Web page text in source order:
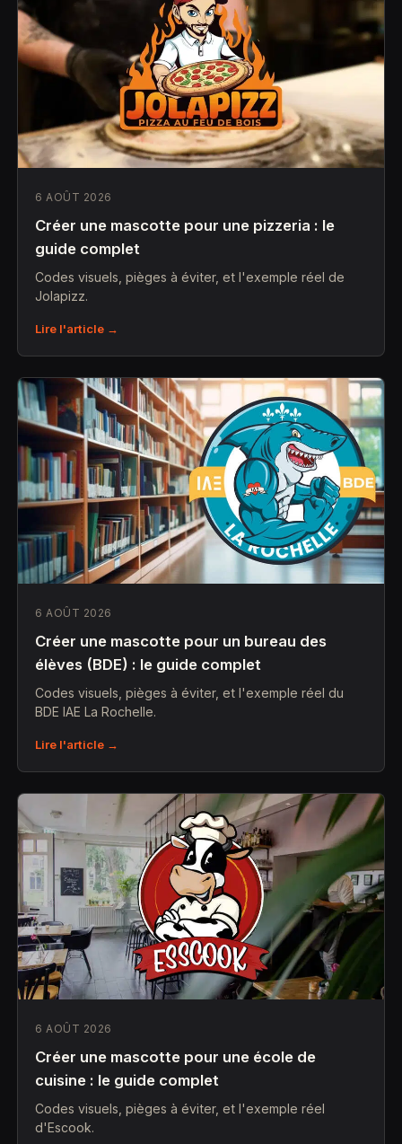
6 AOÛT 2026
Créer une mascotte pour une pizzeria : le
guide complet
Codes visuels, pièges à éviter, et l'exemple réel de
Jolapizz.
Lire l'article →
6 AOÛT 2026
Créer une mascotte pour un bureau des
élèves (BDE) : le guide complet
Codes visuels, pièges à éviter, et l'exemple réel du
BDE IAE La Rochelle.
Lire l'article →
6 AOÛT 2026
Créer une mascotte pour une école de
cuisine : le guide complet
Codes visuels, pièges à éviter, et l'exemple réel
d'Escook.